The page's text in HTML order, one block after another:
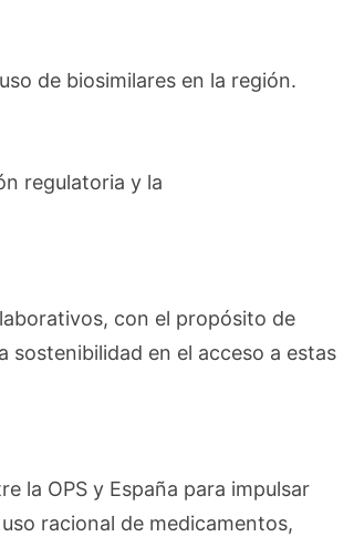
de biosimilares en la región.
regulatoria y la
con el propósito de
en el acceso a estas
la OPS y España para impulsar
racional de medicamentos,